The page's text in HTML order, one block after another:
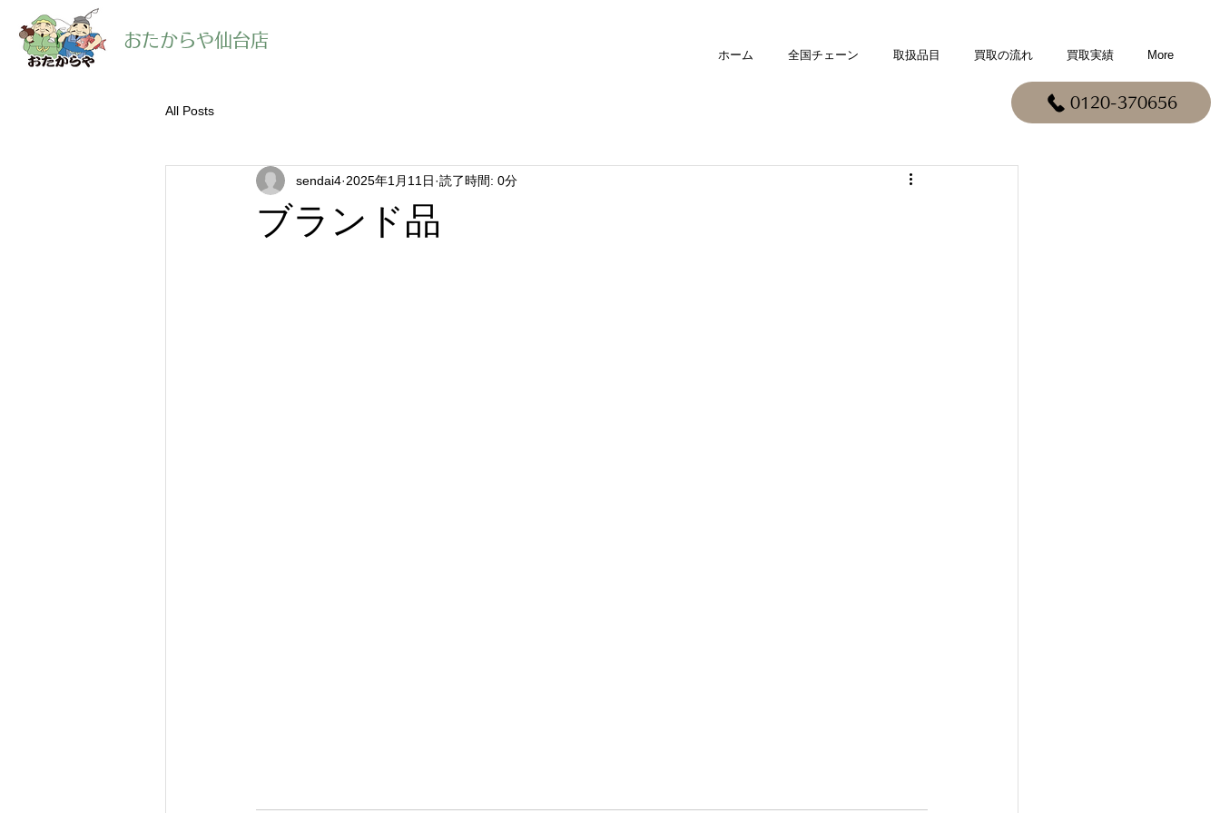
0120-370656
​おたからや仙台店
ホーム 全国チェーン 取扱品目 買取の流れ 買取実績 More
All Posts
ブランド品
sendai4 2025年1月11日 読了時間: 0分